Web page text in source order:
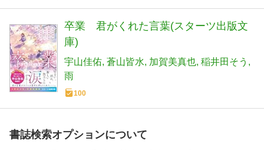
卒業 君がくれた言葉(スターツ出版文
庫)
宇山佳佑 蒼山皆水 加賀美真也 稲井田そう
雨
100
書誌検索オプションについて